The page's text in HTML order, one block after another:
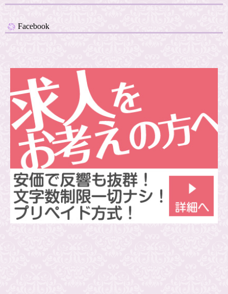
Facebook